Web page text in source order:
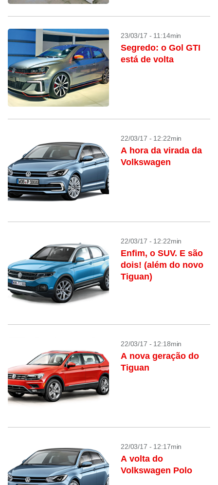
23/03/17 - 11:14min
Segredo: o Gol GTI
está de volta
22/03/17 - 12:22min
A hora da virada da
Volkswagen
22/03/17 - 12:22min
Enfim, o SUV. E são
dois! (além do novo
Tiguan)
22/03/17 - 12:18min
A nova geração do
Tiguan
22/03/17 - 12:17min
A volta do
Volkswagen Polo